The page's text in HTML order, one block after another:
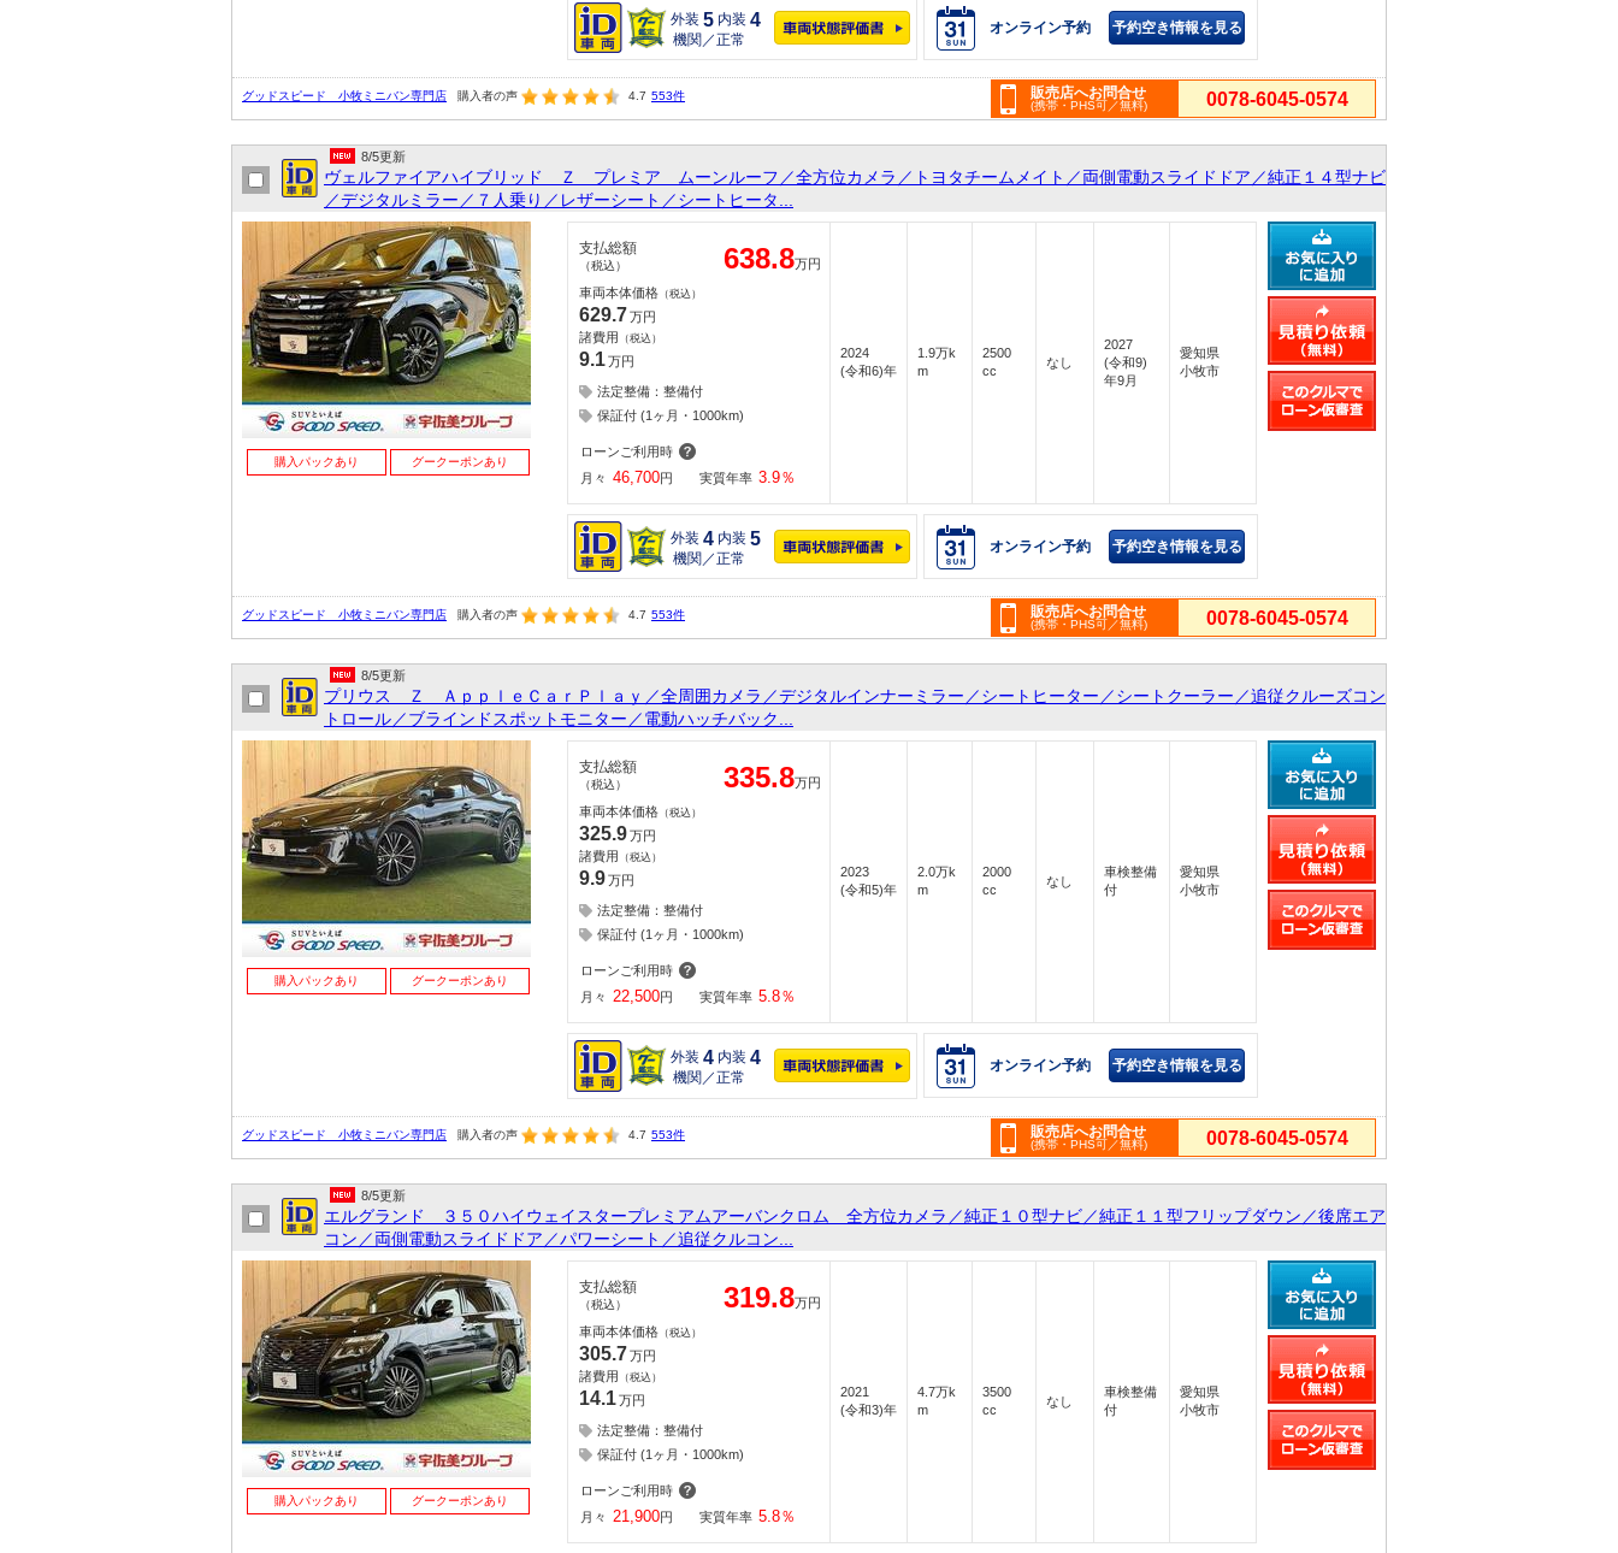
外装 5 内装 4
機関／正常
オンライン予約 予約空き情報を見る
グッドスピード 小牧ミニバン専門店 購入者の声 4.7 553件 販売店へお問合せ
(携帯・PHS可／無料) 0078-6045-0574
8/5更新
ヴェルファイアハイブリッド Ｚ プレミア ムーンルーフ／全方位カメラ／トヨタチームメイト／両側電動スライドドア／純正１４型ナビ
／デジタルミラー／７人乗り／レザーシート／シートヒータ...
購入パックあり グークーポンあり
支払総額
（税込） 638.8万円
車両本体価格 （税込）
629.7万円
諸費用
（税込）
9.1万円
法定整備：整備付
保証付 (1ヶ月・1000km)
ローンご利用時
月々 46,700円 実質年率 3.9％
2024
(令和6)年
1.9万k
m
2500
cc
なし
2027
(令和9)
年9月
愛知県
小牧市
外装 4 内装 5
機関／正常
オンライン予約 予約空き情報を見る
グッドスピード 小牧ミニバン専門店 購入者の声 4.7 553件 販売店へお問合せ
(携帯・PHS可／無料) 0078-6045-0574
8/5更新
プリウス Ｚ ＡｐｐｌｅＣａｒＰｌａｙ／全周囲カメラ／デジタルインナーミラー／シートヒーター／シートクーラー／追従クルーズコン
トロール／ブラインドスポットモニター／電動ハッチバック...
購入パックあり グークーポンあり
支払総額
（税込） 335.8万円
車両本体価格 （税込）
325.9万円
諸費用
（税込）
9.9万円
法定整備：整備付
保証付 (1ヶ月・1000km)
ローンご利用時
月々 22,500円 実質年率 5.8％
2023
(令和5)年
2.0万k
m
2000
cc
なし
車検整備
付
愛知県
小牧市
外装 4 内装 4
機関／正常
オンライン予約 予約空き情報を見る
グッドスピード 小牧ミニバン専門店 購入者の声 4.7 553件 販売店へお問合せ
(携帯・PHS可／無料) 0078-6045-0574
8/5更新
エルグランド ３５０ハイウェイスタープレミアムアーバンクロム 全方位カメラ／純正１０型ナビ／純正１１型フリップダウン／後席エア
コン／両側電動スライドドア／パワーシート／追従クルコン...
購入パックあり グークーポンあり
支払総額
（税込） 319.8万円
車両本体価格 （税込）
305.7万円
諸費用 （税込）
14.1万円
法定整備：整備付
保証付 (1ヶ月・1000km)
ローンご利用時
月々
21,900円 実質年率 5.8％
2021
(令和3)年
4.7万k
m
3500
cc
なし
車検整備
付
愛知県
小牧市